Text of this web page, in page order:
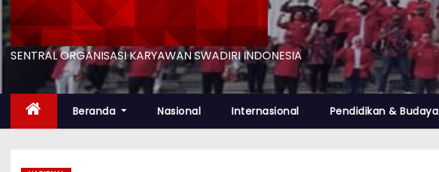
SENTRAL ORGANISASI KARYAWAN SWADIRI INDONESIA
Beranda Nasional Internasional Pendidikan & Budaya